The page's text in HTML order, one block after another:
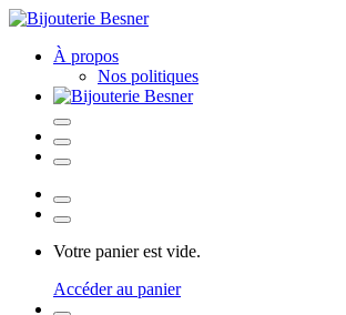
À propos
Nos politiques
Votre panier est vide.
Accéder au panier